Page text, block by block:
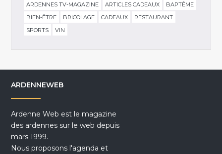
ARDENNES TV-MAGAZINE
ARTICLES CADEAUX
BAPTÊME
BIEN-ÊTRE
BRICOLAGE CADEAUX
RESTAURANT
SPORTS
VIN
ARDENNEWEB
Ardenne Web est le magazine
des ardennes sur le web depuis
mars 1999.
Nous proposons l'agenda et